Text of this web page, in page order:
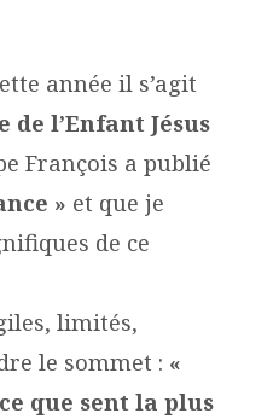
année il s’agit
l’Enfant Jésus
François a publié
» et que je
de ce
limités,
le sommet : «
que sent la plus